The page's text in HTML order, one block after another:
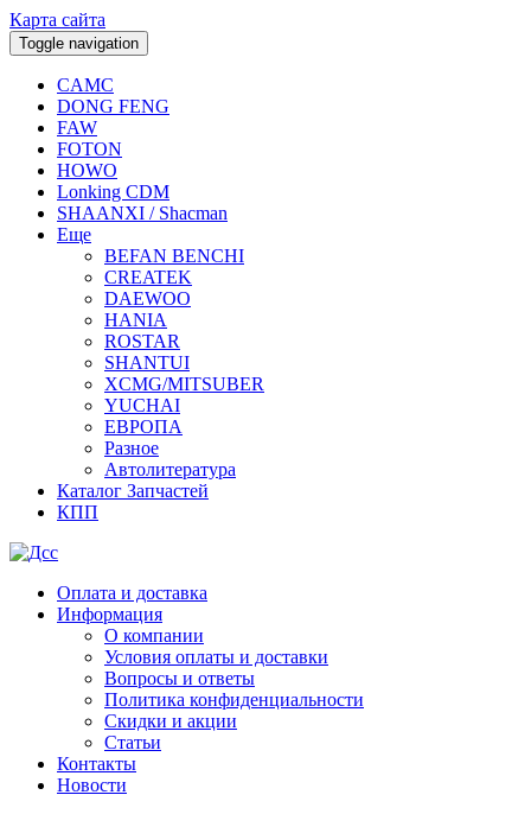
Карта сайта
Toggle navigation
CAMC
DONG FENG
FAW
FOTON
HOWO
Lonking CDM
SHAANXI / Shacman
Еще
BEFAN BENCHI
CREATEK
DAEWOO
HANIA
ROSTAR
SHANTUI
XCMG/MITSUBER
YUCHAI
ЕВРОПА
Разное
Aвтолитература
Каталог Запчастей
КПП
Оплата и доставка
Информация
О компании
Условия оплаты и доставки
Вопросы и ответы
Политика конфиденциальности
Скидки и акции
Статьи
Контакты
Новости